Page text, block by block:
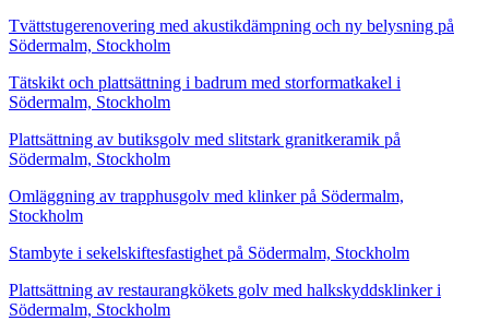
Tvättstugerenovering med akustikdämpning och ny belysning på
Södermalm, Stockholm
Tätskikt och plattsättning i badrum med storformatkakel i
Södermalm, Stockholm
Plattsättning av butiksgolv med slitstark granitkeramik på
Södermalm, Stockholm
Omläggning av trapphusgolv med klinker på Södermalm,
Stockholm
Stambyte i sekelskiftesfastighet på Södermalm, Stockholm
Plattsättning av restaurangkökets golv med halkskyddsklinker i
Södermalm, Stockholm